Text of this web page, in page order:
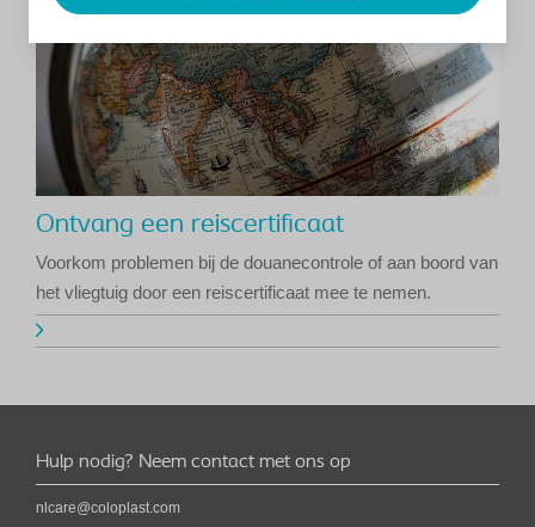
Ontvang een reiscertificaat
Voorkom problemen bij de douanecontrole of aan boord van
het vliegtuig door een reiscertificaat mee te nemen.
Hulp nodig? Neem contact met ons op
nlcare@coloplast.com